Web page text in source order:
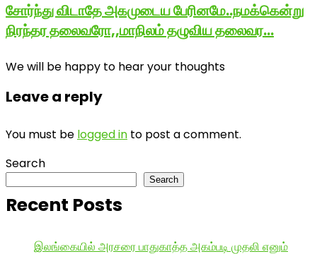
சோர்ந்து விடாதே அகமுடைய பேரினமே..நமக்கென்று
நிரந்தர தலைவரோ,,மாநிலம் தழுவிய தலைவர…
We will be happy to hear your thoughts
Leave a reply
You must be logged in to post a comment.
Search
Search
Recent Posts
இலங்கையில் அரசரை பாதுகாத்த அகம்படி முதலி எனும்